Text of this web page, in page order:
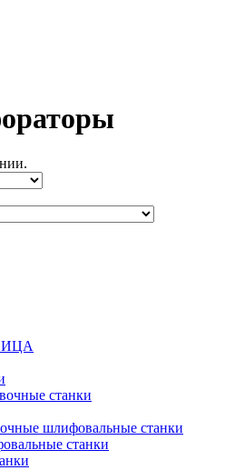
станки
шлифовальные станки
станки